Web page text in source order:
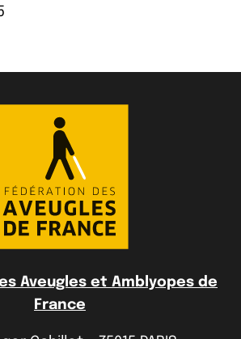
Aveugles et Amblyopes de
France